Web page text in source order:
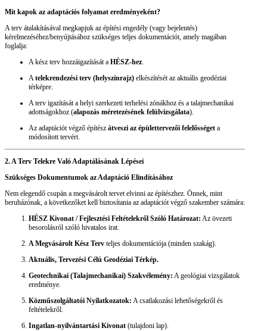
Mit kapok az adaptációs folyamat eredményeként?
A terv átalakításával megkapjuk az építési engedély (vagy bejelentés)
kérelmezéséhez/benyújtásához szükséges teljes dokumentációt, amely magában
foglalja:
A kész terv hozzáigazítását a HÉSZ-hez.
Atelekrendezési terv (helyszínrajz) elkészítését az aktuális geodéziai
térképre.
A terv igazítását a helyi szerkezeti terhelési zónákhoz és a talajmechanikai
adottságokhoz (alapozás méretezésének felülvizsgálata).
Az adaptációt végző építész átveszi az épülettervezői felelősséget a
módosított tervért.
2. A Terv Telekre Való Adaptálásának Lépései
Szükséges Dokumentumok az Adaptáció Elindításához
Nem elegendő csupán a megvásárolt tervet elvinni az építészhez. Önnek, mint
beruházónak, a következőket kell biztosítania az adaptációt végző szakember számára:
HÉSZ Kivonat / Fejlesztési Feltételekről Szóló Határozat: Az övezeti
besorolásról szóló hivatalos irat.
A Megvásárolt Kész Terv teljes dokumentációja (minden szakág).
Aktuális, Tervezési Célú Geodéziai Térkép.
Geotechnikai (Talajmechanikai) Szakvélemény: A geológiai vizsgálatok
eredménye.
Közműszolgáltatói Nyilatkozatok: A csatlakozási lehetőségekről és
feltételekről.
Ingatlan-nyilvántartási Kivonat (tulajdoni lap).